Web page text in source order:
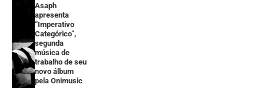
Asaph
apresenta
“Imperativo
Categórico”,
segunda
música de
trabalho de seu
novo álbum
pela Onimusic